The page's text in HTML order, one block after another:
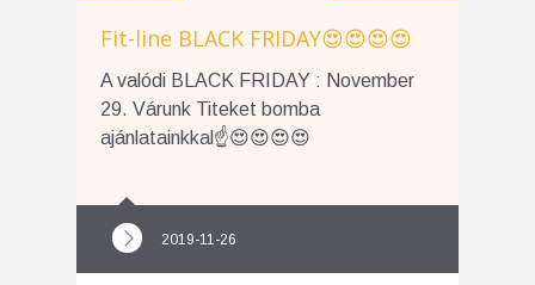
Fit-line BLACK FRIDAY😍😍😍😍
A valódi BLACK FRIDAY : November
29. Várunk Titeket bomba
ajánlatainkkal☝️😍😍😍😍
2019-11-26